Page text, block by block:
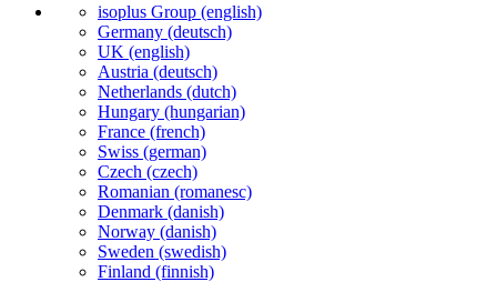
isoplus Group (english)
Germany (deutsch)
UK (english)
Austria (deutsch)
Netherlands (dutch)
Hungary (hungarian)
France (french)
Swiss (german)
Czech (czech)
Romanian (romanesc)
Denmark (danish)
Norway (danish)
Sweden (swedish)
Finland (finnish)